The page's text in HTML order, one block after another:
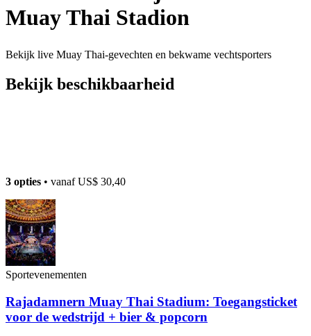
Muay Thai Stadion
Bekijk live Muay Thai-gevechten en bekwame vechtsporters
Bekijk beschikbaarheid
3 opties • vanafUS$ 30,40
Sportevenementen
Rajadamnern Muay Thai Stadium: Toegangsticket
voor de wedstrijd + bier & popcorn